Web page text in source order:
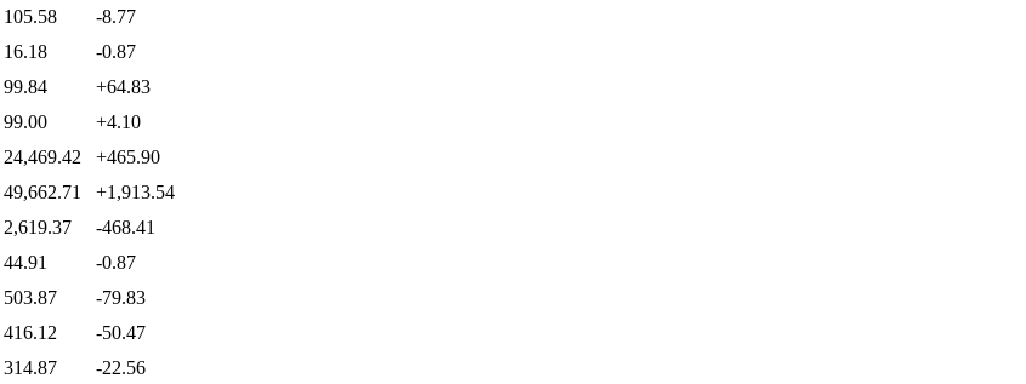
105.58
-8.77
16.18
-0.87
99.84
+64.83
99.00
+4.10
24,469.42
+465.90
49,662.71
+1,913.54
2,619.37
-468.41
44.91
-0.87
503.87
-79.83
416.12
-50.47
314.87
-22.56